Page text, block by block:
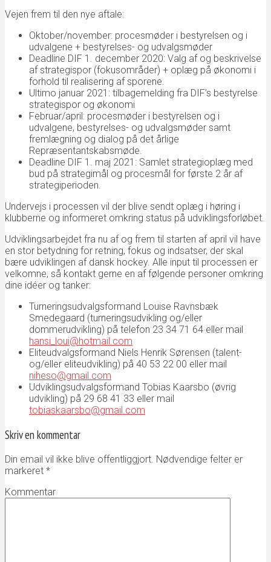
Vejen frem til den nye aftale:
Oktober/november: procesmøder i bestyrelsen og i
udvalgene + bestyrelses- og udvalgsmøder
Deadline DIF 1. december 2020: Valg af og beskrivelse
af strategispor (fokusområder) + oplæg på økonomi i
forhold til realisering af sporene.
Ultimo januar 2021: tilbagemelding fra DIF’s bestyrelse
strategispor og økonomi
Februar/april: procesmøder i bestyrelsen og i
udvalgene, bestyrelses- og udvalgsmøder samt
fremlægning og dialog på det årlige
Repræsentantskabsmøde.
Deadline DIF 1. maj 2021: Samlet strategioplæg med
bud på strategimål og procesmål for første 2 år af
strategiperioden.
Undervejs i processen vil der blive sendt oplæg i høring i
klubberne og informeret omkring status på udviklingsforløbet.
Udviklingsarbejdet fra nu af og frem til starten af april vil have
en stor betydning for retning, fokus og indsatser, der skal
bære udviklingen af dansk hockey. Alle input til processen er
velkomne, så kontakt gerne en af følgende personer omkring
dine idéer og tanker:
Turneringsudvalgsformand Louise Ravnsbæk
Smedegaard (turneringsudvikling og/eller
dommerudvikling) på telefon 23 34 71 64 eller mail
hansi_loui@hotmail.com
Eliteudvalgsformand Niels Henrik Sørensen (talent-
og/eller eliteudvikling) på 40 53 22 00 eller mail
niheso@gmail.com
Udviklingsudvalgsformand Tobias Kaarsbo (øvrig
udvikling) på 29 68 41 33 eller mail
tobiaskaarsbo@gmail.com
Skriv en kommentar
Din email vil ikke blive offentliggjort. Nødvendige felter er
markeret *
Kommentar